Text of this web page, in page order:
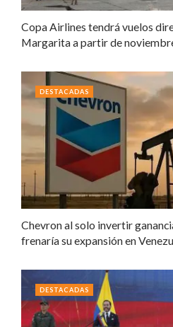
Copa Airlines tendrá vuelos
Margarita a partir de
Chevron al solo invertir
frenaría su expansión en
DESTACADAS
DESTACADAS